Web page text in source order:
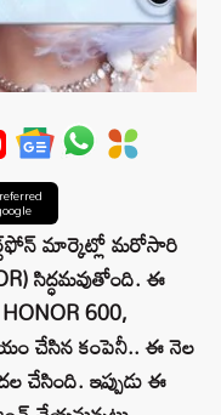
మార్కెట్లో మరోసారి
సిద్ధమవుతోంది. ఈ
600,
చేసిన కంపెనీ.. ఈ నెల
ఇప్పుడు ఈ